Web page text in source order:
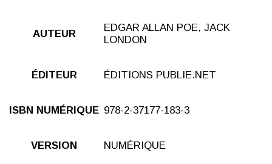
AUTEUR
EDGAR ALLAN POE, JACK
LONDON
ÉDITEUR ÉDITIONS PUBLIE.NET
ISBN NUMÉRIQUE 978-2-37177-183-3
VERSION NUMÉRIQUE